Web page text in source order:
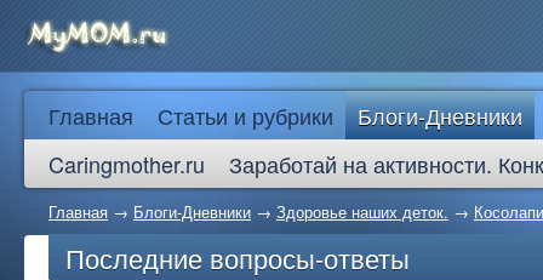
Главная Статьи и рубрики
Блоги-Дневники
Caringmother.ru
Заработай на активности.
Главная → Блоги-Дневники → Здоровье наших деток. →
Последние вопросы-ответы